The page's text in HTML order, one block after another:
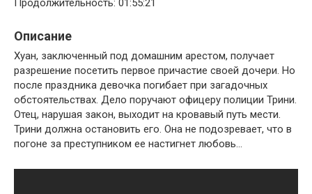
Продолжительность: 01:55:21
Описание
Хуан, заключенный под домашним арестом, получает
разрешение посетить первое причастие своей дочери. Но
после праздника девочка погибает при загадочных
обстоятельствах. Дело поручают офицеру полиции Трини.
Отец, нарушая закон, выходит на кровавый путь мести.
Трини должна остановить его. Она не подозревает, что в
погоне за преступником ее настигнет любовь…